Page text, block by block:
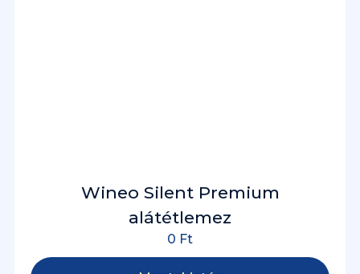
Wineo Silent Premium
alátétlemez
0 Ft